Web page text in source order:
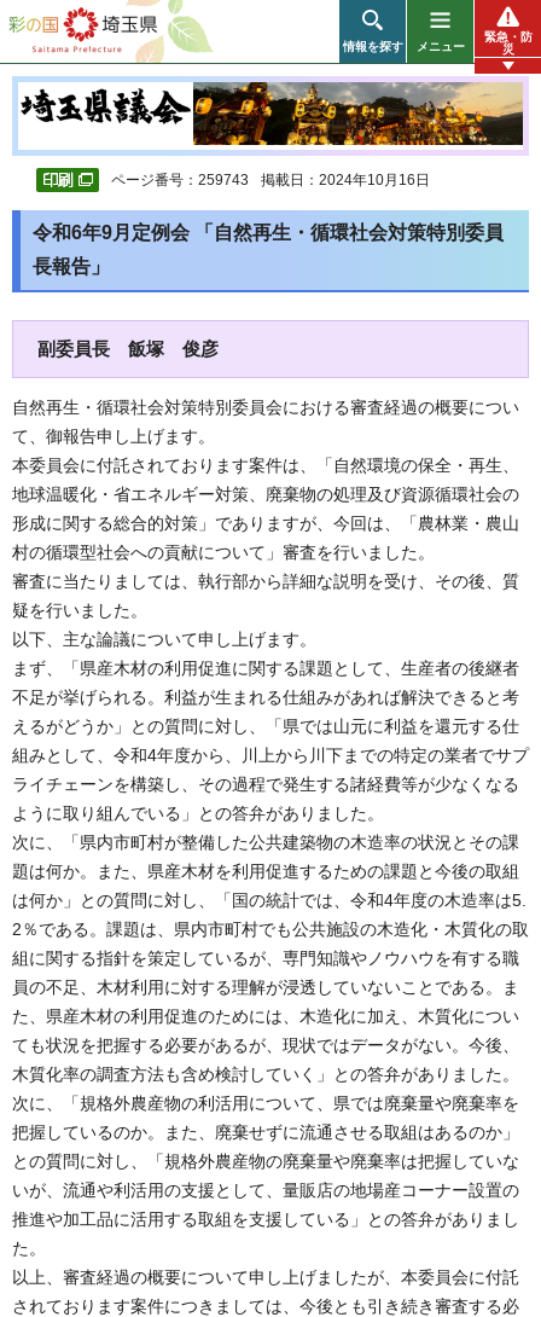
彩の国 埼玉県
情報を探す メニュー
緊急・防
災
ページ番号：259743 掲載日：2024年10月16日
令和6年9月定例会 「自然再生・循環社会対策特別委員
長報告」
副委員長 飯塚 俊彦
自然再生・循環社会対策特別委員会における審査経過の概要につい
て、御報告申し上げます。
本委員会に付託されております案件は、「自然環境の保全・再生、
地球温暖化・省エネルギー対策、廃棄物の処理及び資源循環社会の
形成に関する総合的対策」でありますが、今回は、「農林業・農山
村の循環型社会への貢献について」審査を行いました。
審査に当たりましては、執行部から詳細な説明を受け、その後、質
疑を行いました。
以下、主な論議について申し上げます。
まず、「県産木材の利用促進に関する課題として、生産者の後継者
不足が挙げられる。利益が生まれる仕組みがあれば解決できると考
えるがどうか」との質問に対し、「県では山元に利益を還元する仕
組みとして、令和4年度から、川上から川下までの特定の業者でサプ
ライチェーンを構築し、その過程で発生する諸経費等が少なくなる
ように取り組んでいる」との答弁がありました。
次に、「県内市町村が整備した公共建築物の木造率の状況とその課
題は何か。また、県産木材を利用促進するための課題と今後の取組
は何か」との質問に対し、「国の統計では、令和4年度の木造率は5.
2％である。課題は、県内市町村でも公共施設の木造化・木質化の取
組に関する指針を策定しているが、専門知識やノウハウを有する職
員の不足、木材利用に対する理解が浸透していないことである。ま
た、県産木材の利用促進のためには、木造化に加え、木質化につい
ても状況を把握する必要があるが、現状ではデータがない。今後、
木質化率の調査方法も含め検討していく」との答弁がありました。
次に、「規格外農産物の利活用について、県では廃棄量や廃棄率を
把握しているのか。また、廃棄せずに流通させる取組はあるのか」
との質問に対し、「規格外農産物の廃棄量や廃棄率は把握していな
いが、流通や利活用の支援として、量販店の地場産コーナー設置の
推進や加工品に活用する取組を支援している」との答弁がありまし
た。
以上、審査経過の概要について申し上げましたが、本委員会に付託
されております案件につきましては、今後とも引き続き審査する必